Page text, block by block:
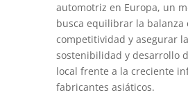
automotriz en Europa, un
busca equilibrar la balanza
competitividad y asegurar la
sostenibilidad y desarrollo
local frente a la creciente
fabricantes asiáticos.